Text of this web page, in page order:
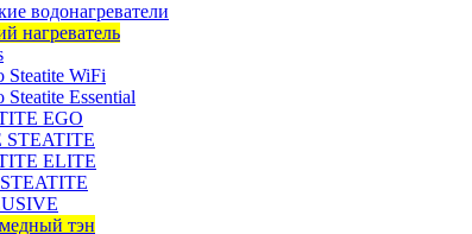
водонагреватели
нагреватель
Steatite WiFi
Steatite Essential
EGO
STEATITE
ELITE
тэн